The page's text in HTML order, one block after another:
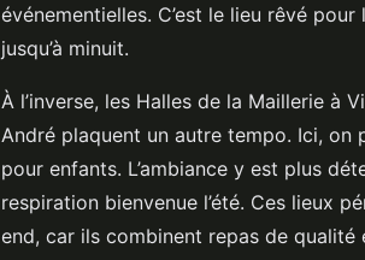
événementielles. C’est le lieu rêvé
jusqu’à minuit.
À l’inverse, les Halles de la Maillerie à
André plaquent un autre tempo. Ici, on
pour enfants. L’ambiance y est plus
respiration bienvenue l’été. Ces lieux
end, car ils combinent repas de